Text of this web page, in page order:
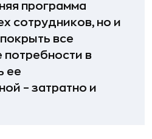
программа
сотрудников, но и
все
в
ее
– затратно и